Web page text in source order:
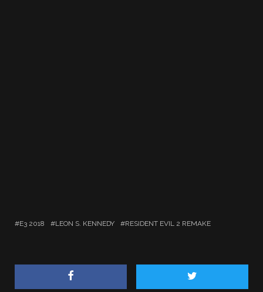
E3 2018 LEON S. KENNEDY RESIDENT EVIL 2 REMAKE